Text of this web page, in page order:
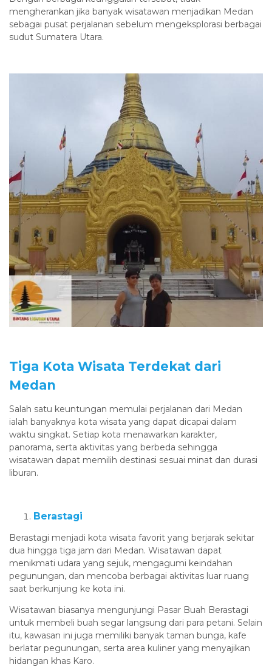
mengherankan jika banyak wisatawan menjadikan Medan
sebagai pusat perjalanan sebelum mengeksplorasi berbagai
sudut Sumatera Utara.
Tiga Kota Wisata Terdekat dari
Medan
Salah satu keuntungan memulai perjalanan dari Medan
ialah banyaknya kota wisata yang dapat dicapai dalam
waktu singkat. Setiap kota menawarkan karakter,
panorama, serta aktivitas yang berbeda sehingga
wisatawan dapat memilih destinasi sesuai minat dan durasi
liburan.
Berastagi
Berastagi menjadi kota wisata favorit yang berjarak sekitar
dua hingga tiga jam dari Medan. Wisatawan dapat
menikmati udara yang sejuk, mengagumi keindahan
pegunungan, dan mencoba berbagai aktivitas luar ruang
saat berkunjung ke kota ini.
Wisatawan biasanya mengunjungi Pasar Buah Berastagi
untuk membeli buah segar langsung dari para petani. Selain
itu, kawasan ini juga memiliki banyak taman bunga, kafe
berlatar pegunungan, serta area kuliner yang menyajikan
hidangan khas Karo.